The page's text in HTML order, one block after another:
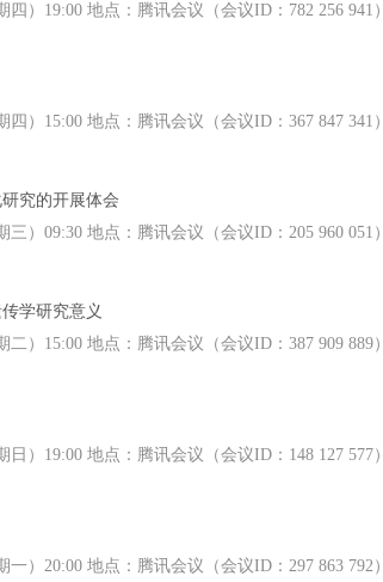
四）19:00 地点：腾讯会议（会议ID：782 256 941）
四）15:00 地点：腾讯会议（会议ID：367 847 341）
究的开展体会
三）09:30 地点：腾讯会议（会议ID：205 960 051）
学研究意义
二）15:00 地点：腾讯会议（会议ID：387 909 889）
日）19:00 地点：腾讯会议（会议ID：148 127 577）
一）20:00 地点：腾讯会议（会议ID：297 863 792）